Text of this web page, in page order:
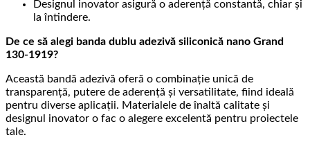
Designul inovator asigură o aderență constantă, chiar și
la întindere.
De ce să alegi banda dublu adezivă siliconică nano Grand
130-1919?
Această bandă adezivă oferă o combinație unică de
transparență, putere de aderență și versatilitate, fiind ideală
pentru diverse aplicații. Materialele de înaltă calitate și
designul inovator o fac o alegere excelentă pentru proiectele
tale.